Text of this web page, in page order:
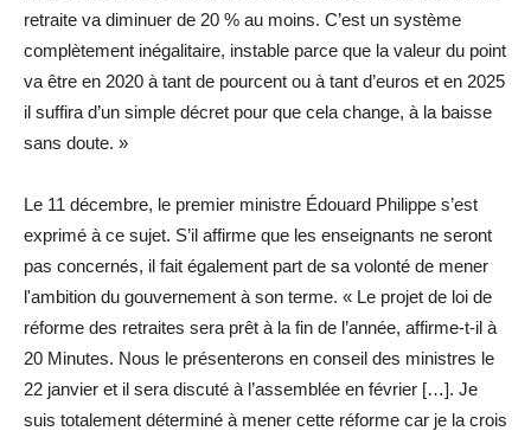
retraite va diminuer de 20 % au moins. C’est un système
complètement inégalitaire, instable parce que la valeur du point
va être en 2020 à tant de pourcent ou à tant d’euros et en 2025
il suffira d’un simple décret pour que cela change, à la baisse
sans doute. »
Le 11 décembre, le premier ministre Édouard Philippe s’est
exprimé à ce sujet. S’il affirme que les enseignants ne seront
pas concernés, il fait également part de sa volonté de mener
l'ambition du gouvernement à son terme. « Le projet de loi de
réforme des retraites sera prêt à la fin de l’année, affirme-t-il à
20 Minutes. Nous le présenterons en conseil des ministres le
22 janvier et il sera discuté à l’assemblée en février […]. Je
suis totalement déterminé à mener cette réforme car je la crois